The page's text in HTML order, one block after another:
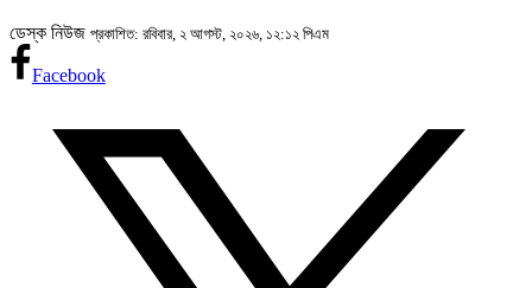
ডেস্ক নিউজ প্রকাশিত: রবিবার, ২ আগস্ট, ২০২৬, ১২:১২ পিএম
Facebook